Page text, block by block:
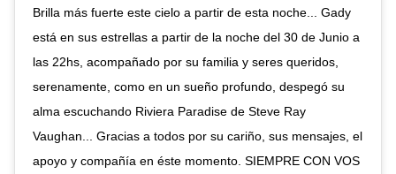
Brilla más fuerte este cielo a partir de esta noche... Gady
está en sus estrellas a partir de la noche del 30 de Junio a
las 22hs, acompañado por su familia y seres queridos,
serenamente, como en un sueño profundo, despegó su
alma escuchando Riviera Paradise de Steve Ray
Vaughan... Gracias a todos por su cariño, sus mensajes, el
apoyo y compañía en éste momento. SIEMPRE CON VOS